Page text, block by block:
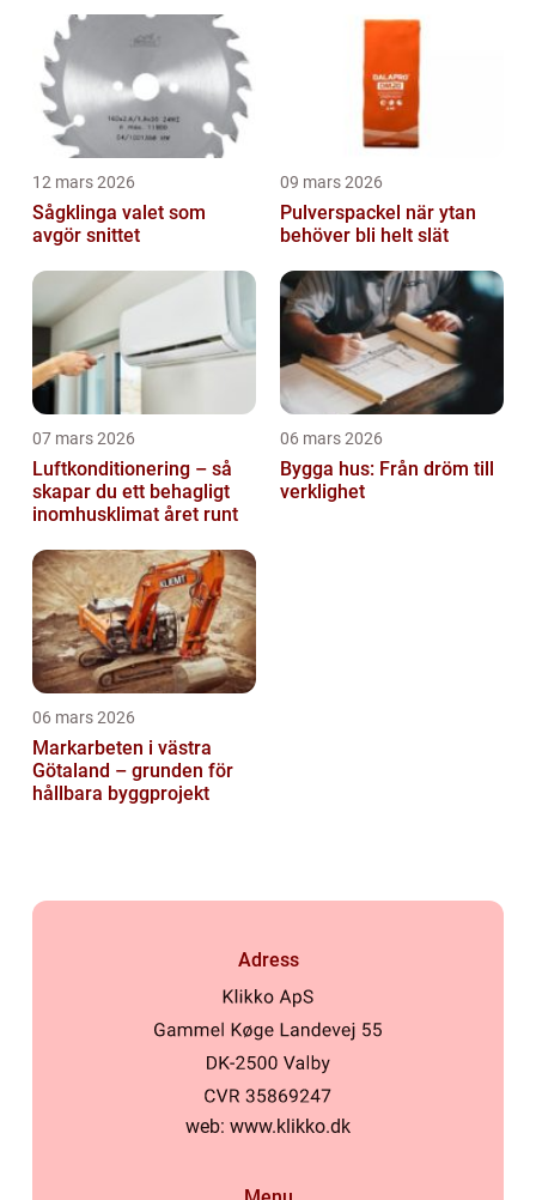
12 mars 2026
Sågklinga valet som
avgör snittet
09 mars 2026
Pulverspackel när ytan
behöver bli helt slät
07 mars 2026
Luftkonditionering – så
skapar du ett behagligt
inomhusklimat året runt
06 mars 2026
Bygga hus: Från dröm till
verklighet
06 mars 2026
Markarbeten i västra
Götaland – grunden för
hållbara byggprojekt
Adress
web: www.klikko.dk